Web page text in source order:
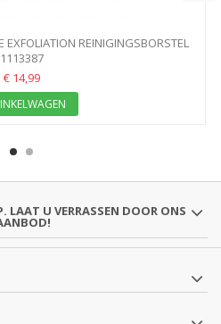
EXFOLIATION REINIGINGSBORSTEL
1113387
€ 14,99
LAAT U VERRASSEN DOOR ONS